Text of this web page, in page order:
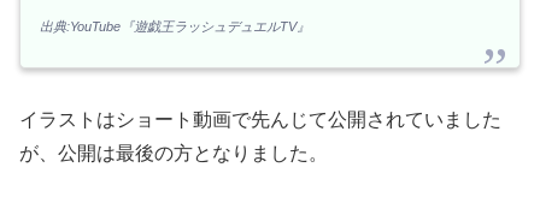
出典:YouTube『遊戯王ラッシュデュエルTV』
イラストはショート動画で先んじて公開されていました
が、公開は最後の方となりました。